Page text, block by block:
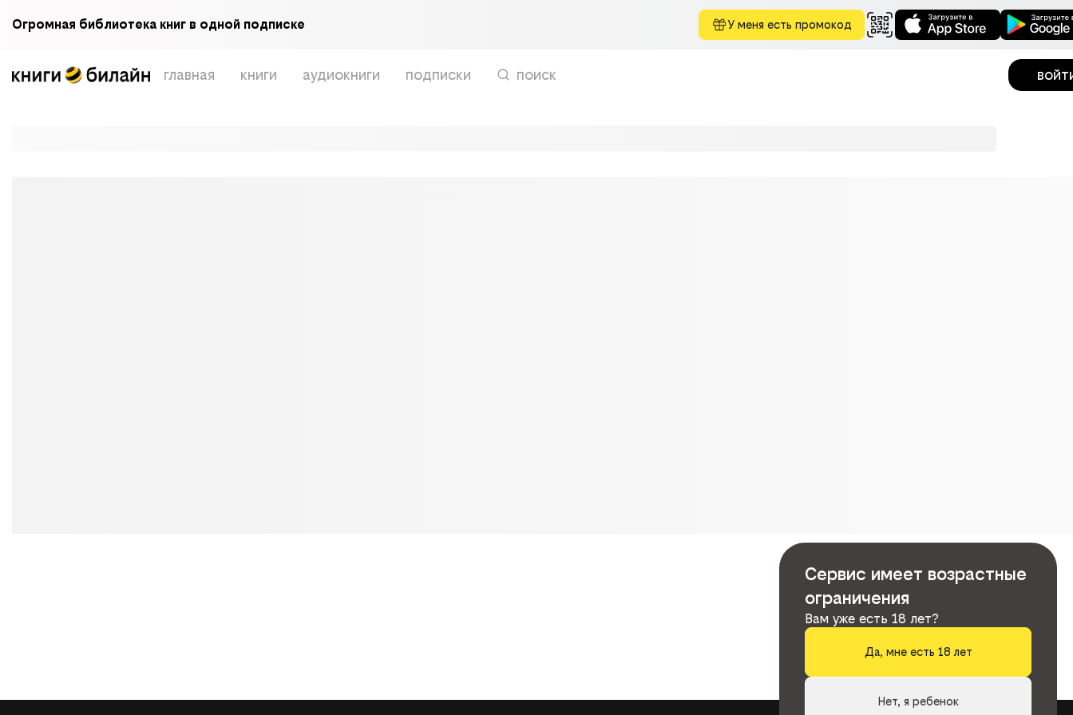
Огромная библиотека книг в одной подписке У меня есть промокод
главная книги аудиокниги подписки поиск
Сервис имеет возрастные
ограничения
Вам уже есть 18 лет?
Да, мне есть 18 лет
Нет, я ребенок